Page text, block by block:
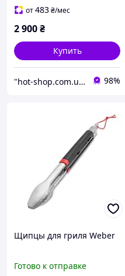
от483₴/мес
2 900₴
Купить
"hot-shop.com.ua" - интернет-магазин товаров для кухни, спорта, дома и сада 98%
Щипцы для гриля Weber
Готово к отправке